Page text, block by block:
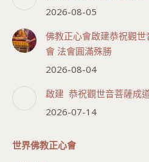
2026-08-05
佛教正心會啟建恭祝觀
會 法會圓滿殊勝
2026-08-04
啟建 恭祝觀世音菩薩成
2026-07-14
世界佛教正心會